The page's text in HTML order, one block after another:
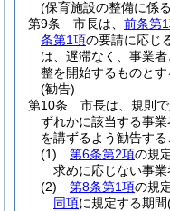
(保育施設の整備に係
第9条
市長は、 前条第
条第1項の要請に応じ
は、遅滞なく、事業
整を開始するものとす
(勧告)
第10条
市長は、規則
ずれかに該当する事
を講ずるよう勧告する
(1)
第6条第2項の規
求めに応じない事業
(2)
第8条第1項の規
同項に規定する期間